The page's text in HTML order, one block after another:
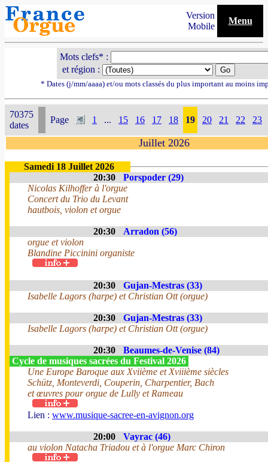
Version
Mobile
Menu
Mots clefs* :
et région :
* Dates (j/mm/aaaa) et/ou mots classés du plus important au moins
70375
dates
Page 1 ... 15 16 17 18 19 20 21 22 23
Juillet 2026
Samedi 18 Juillet 2026
20:30
Porspoder (29)
Nicolas Kilhoffer à l'orgue
Concert du Trio du Levant
hautbois, violon et orgue
20:30
Arradon (56)
orgue et violon
Blandine Piccinini organiste
20:30
Gujan-Mestras (33)
Isabelle Lagors (harpe) et Christian Ott (orgue)
20:30
Gujan-Mestras (33)
Isabelle Lagors (harpe) et Christian Ott (orgue)
20:30
Beaumes-de-Venise (84)
Cycle de musiques sacrées du Festival 2026
Une Europe Baroque aux Xviième et Xviiième siècles
Schütz, Monteverdi, Couperin, Charpentier, Bach
et œuvres pour orgue de Lully et Rameau
Lien : www.musique-sacree-en-avignon.org
20:00
Vayrac (46)
au violon Natacha Triadou et à l'orgue Marc Chiron